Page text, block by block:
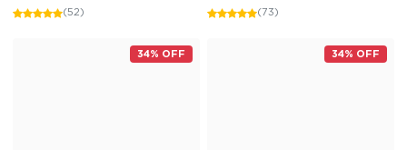
(52) (73)
34% OFF 34% OFF